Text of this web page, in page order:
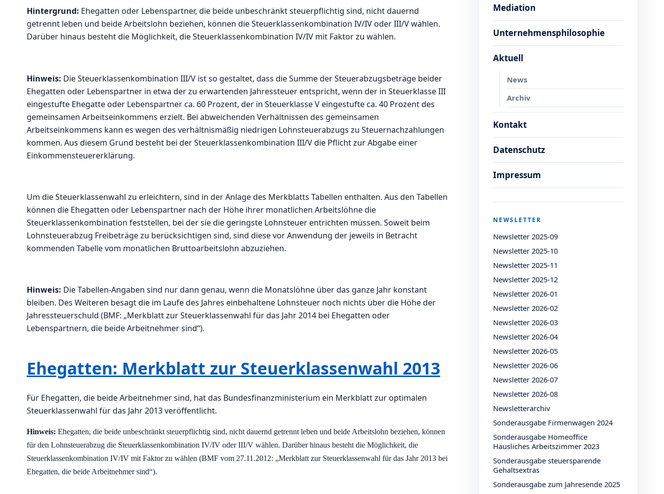
Hintergrund: Ehegatten oder Lebenspartner, die beide unbeschränkt steuerpflichtig sind, nicht dauernd
getrennt leben und beide Arbeitslohn beziehen, können die Steuerklassenkombination IV/IV oder III/V wählen.
Darüber hinaus besteht die Möglichkeit, die Steuerklassenkombination IV/IV mit Faktor zu wählen.
Hinweis: Die Steuerklassenkombination III/V ist so gestaltet, dass die Summe der Steuerabzugsbeträge beider
Ehegatten oder Lebenspartner in etwa der zu erwartenden Jahressteuer entspricht, wenn der in Steuerklasse III
eingestufte Ehegatte oder Lebenspartner ca. 60 Prozent, der in Steuerklasse V eingestufte ca. 40 Prozent des
gemeinsamen Arbeitseinkommens erzielt. Bei abweichenden Verhältnissen des gemeinsamen
Arbeitseinkommens kann es wegen des verhältnismäßig niedrigen Lohnsteuerabzugs zu Steuernachzahlungen
kommen. Aus diesem Grund besteht bei der Steuerklassenkombination III/V die Pflicht zur Abgabe einer
Einkommensteuererklärung.
Um die Steuerklassenwahl zu erleichtern, sind in der Anlage des Merkblatts Tabellen enthalten. Aus den Tabellen
können die Ehegatten oder Lebenspartner nach der Höhe ihrer monatlichen Arbeitslöhne die
Steuerklassenkombination feststellen, bei der sie die geringste Lohnsteuer entrichten müssen. Soweit beim
Lohnsteuerabzug Freibeträge zu berücksichtigen sind, sind diese vor Anwendung der jeweils in Betracht
kommenden Tabelle vom monatlichen Bruttoarbeitslohn abzuziehen.
Hinweis: Die Tabellen-Angaben sind nur dann genau, wenn die Monatslöhne über das ganze Jahr konstant
bleiben. Des Weiteren besagt die im Laufe des Jahres einbehaltene Lohnsteuer noch nichts über die Höhe der
Jahressteuerschuld (BMF: „Merkblatt zur Steuerklassenwahl für das Jahr 2014 bei Ehegatten oder
Lebenspartnern, die beide Arbeitnehmer sind“).
Ehegatten: Merkblatt zur Steuerklassenwahl 2013
Für Ehegatten, die beide Arbeitnehmer sind, hat das Bundesfinanzministerium ein Merkblatt zur optimalen
Steuerklassenwahl für das Jahr 2013 veröffentlicht.
Hinweis: Ehegatten, die beide unbeschränkt steuerpflichtig sind, nicht dauernd getrennt leben und beide Arbeitslohn beziehen, können
für den Lohnsteuerabzug die Steuerklassenkombination IV/IV oder III/V wählen. Darüber hinaus besteht die Möglichkeit, die
Steuerklassenkombination IV/IV mit Faktor zu wählen (BMF vom 27.11.2012: „Merkblatt zur Steuerklassenwahl für das Jahr 2013 bei
Ehegatten, die beide Arbeitnehmer sind“).
Mediation
Unternehmensphilosophie
Aktuell
News
Archiv
Kontakt
Datenschutz
Impressum
NEWSLETTER
Newsletter 2025-09
Newsletter 2025-10
Newsletter 2025-11
Newsletter 2025-12
Newsletter 2026-01
Newsletter 2026-02
Newsletter 2026-03
Newsletter 2026-04
Newsletter 2026-05
Newsletter 2026-06
Newsletter 2026-07
Newsletter 2026-08
Newsletterarchiv
Sonderausgabe Firmenwagen 2024
Sonderausgabe Homeoffice
Häusliches Arbeitszimmer 2023
Sonderausgabe steuersparende
Gehaltsextras
Sonderausgabe zum Jahresende 2025